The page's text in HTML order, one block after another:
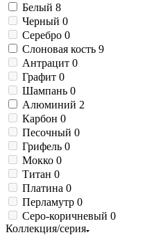
Белый 8
Черный 0
Серебро 0
Слоновая кость 9
Антрацит 0
Графит 0
Шампань 0
Алюминий 2
Карбон 0
Песочный 0
Грифель 0
Мокко 0
Титан 0
Платина 0
Перламутр 0
Серо-коричневый 0
Коллекция/серия